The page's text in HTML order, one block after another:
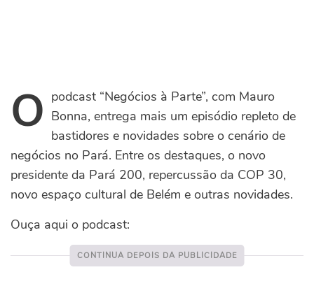
O podcast “Negócios à Parte”, com Mauro
Bonna, entrega mais um episódio repleto de
bastidores e novidades sobre o cenário de
negócios no Pará. Entre os destaques, o novo
presidente da Pará 200, repercussão da COP 30,
novo espaço cultural de Belém e outras novidades.
Ouça aqui o podcast: